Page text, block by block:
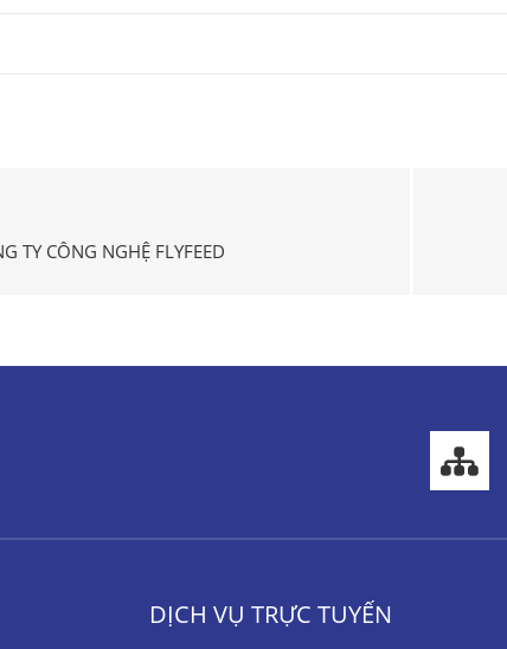
TY CÔNG NGHỆ FLYFEED
DỊCH VỤ TRỰC TUYẾN